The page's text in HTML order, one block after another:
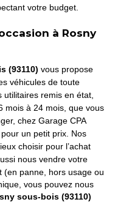
votre budget.
à Rosny
(93110) vous propose
véhicules de toute
remis en état,
mois à 24 mois, que vous
chez Garage CPA
un petit prix. Nos
choisir pour l’achat
nous vendre votre
(en panne, hors usage ou
vous pouvez nous
sous-bois (93110)